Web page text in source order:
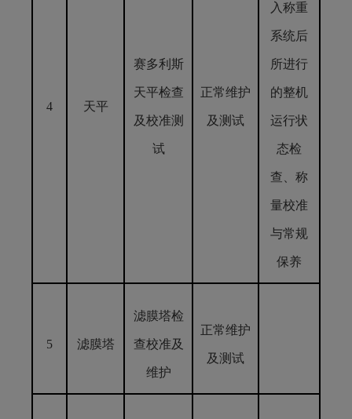
4 天平
赛多利斯
天平检查
及校准测
试
正常维护
及测试
入称重
系统后
所进行
的整机
运行状
态检
查、称
量校准
与常规
保养
5 滤膜塔
滤膜塔检
查校准及
维护
正常维护
及测试